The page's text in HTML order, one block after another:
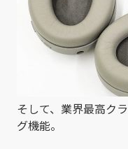
そして、業界最高ク
グ機能。